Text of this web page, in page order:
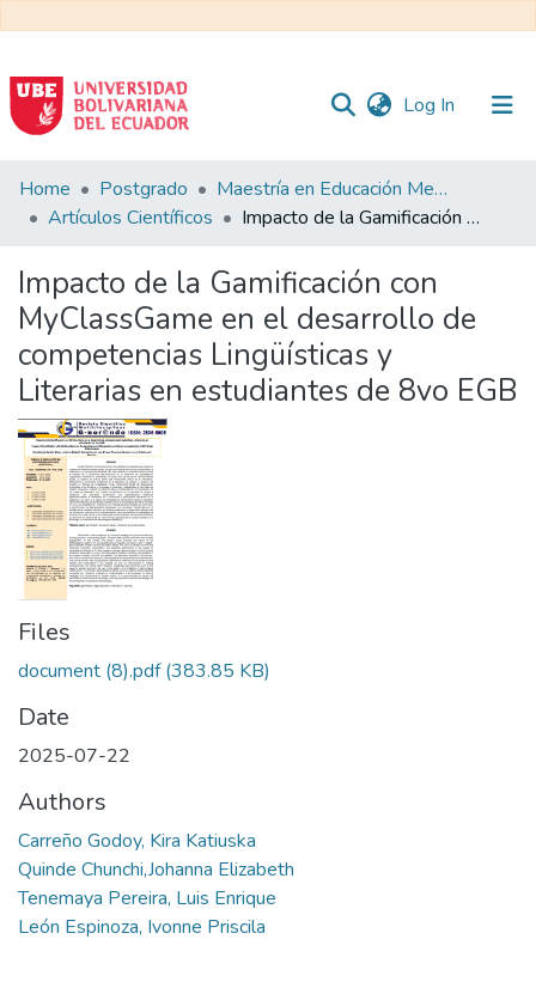
Log In (current)
Communities
&
All of DSpace
Statistics
Home Postgrado
Maestría en Educación Mención en Pedagogía en Entornos Digitales
Artículos Científicos
Impacto de la Gamificación con MyClassGame en el desarrollo de competencias Lingüísticas y Literarias en estudiantes de 8vo EGB
Impacto de la Gamificación con
MyClassGame en el desarrollo de
competencias Lingüísticas y
Literarias en estudiantes de 8vo EGB
Files
document (8).pdf(383.85 KB)
Date
2025-07-22
Authors
Carreño Godoy, Kira Katiuska
Quinde Chunchi,Johanna Elizabeth
Tenemaya Pereira, Luis Enrique
León Espinoza, Ivonne Priscila